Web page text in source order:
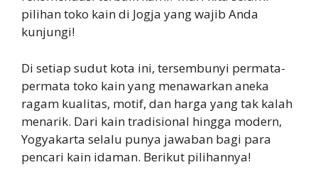
pilihan toko kain di Jogja yang wajib Anda
kunjungi!
Di setiap sudut kota ini, tersembunyi permata-
permata toko kain yang menawarkan aneka
ragam kualitas, motif, dan harga yang tak kalah
menarik. Dari kain tradisional hingga modern,
Yogyakarta selalu punya jawaban bagi para
pencari kain idaman. Berikut pilihannya!